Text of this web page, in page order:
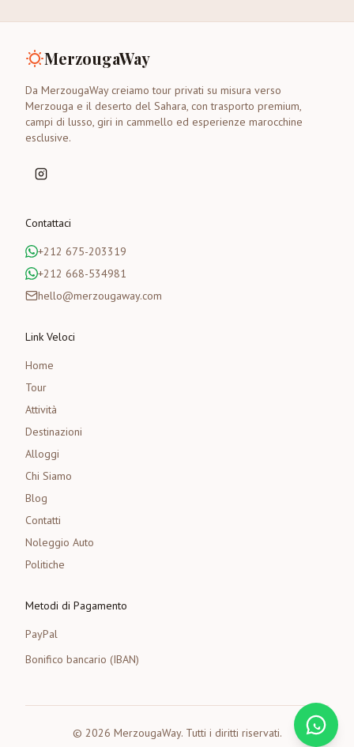
MerzougaWay
Da MerzougaWay creiamo tour privati su misura verso
Merzouga e il deserto del Sahara, con trasporto premium,
campi di lusso, giri in cammello ed esperienze marocchine
esclusive.
Contattaci
+212 675-203319
+212 668-534981
hello@merzougaway.com
Link Veloci
Home
Tour
Attività
Destinazioni
Alloggi
Chi Siamo
Blog
Contatti
Noleggio Auto
Politiche
Metodi di Pagamento
PayPal
Bonifico bancario (IBAN)
© 2026 MerzougaWay. Tutti i diritti riservati.